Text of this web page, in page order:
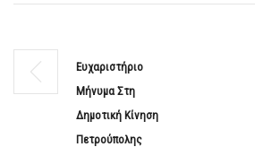
Ευχαριστήριο
Μήνυμα Στη
Δημοτική Κίνηση
Πετρούπολης